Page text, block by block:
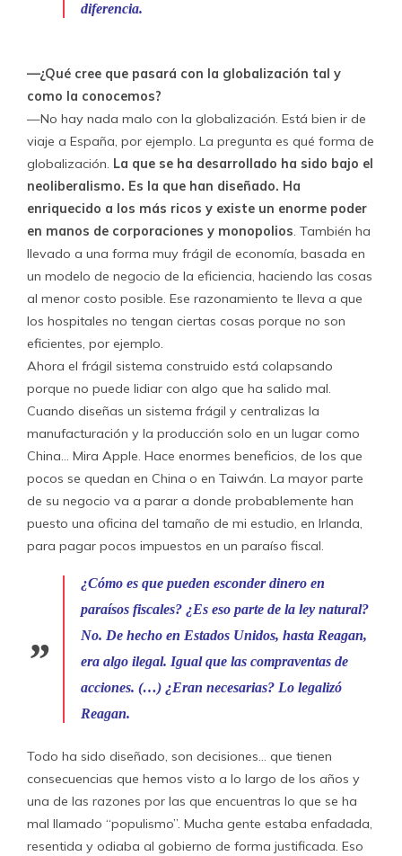
diferencia.
—¿Qué cree que pasará con la globalización tal y
como la conocemos?
—No hay nada malo con la globalización. Está bien ir de
viaje a España, por ejemplo. La pregunta es qué forma de
globalización. La que se ha desarrollado ha sido bajo el
neoliberalismo. Es la que han diseñado. Ha
enriquecido a los más ricos y existe un enorme poder
en manos de corporaciones y monopolios. También ha
llevado a una forma muy frágil de economía, basada en
un modelo de negocio de la eficiencia, haciendo las cosas
al menor costo posible. Ese razonamiento te lleva a que
los hospitales no tengan ciertas cosas porque no son
eficientes, por ejemplo.
Ahora el frágil sistema construido está colapsando
porque no puede lidiar con algo que ha salido mal.
Cuando diseñas un sistema frágil y centralizas la
manufacturación y la producción solo en un lugar como
China… Mira Apple. Hace enormes beneficios, de los que
pocos se quedan en China o en Taiwán. La mayor parte
de su negocio va a parar a donde probablemente han
puesto una oficina del tamaño de mi estudio, en Irlanda,
para pagar pocos impuestos en un paraíso fiscal.
¿Cómo es que pueden esconder dinero en
paraísos fiscales? ¿Es eso parte de la ley natural?
No. De hecho en Estados Unidos, hasta Reagan,
era algo ilegal. Igual que las compraventas de
acciones. (…) ¿Eran necesarias? Lo legalizó
Reagan.
Todo ha sido diseñado, son decisiones… que tienen
consecuencias que hemos visto a lo largo de los años y
una de las razones por las que encuentras lo que se ha
mal llamado “populismo”. Mucha gente estaba enfadada,
resentida y odiaba al gobierno de forma justificada. Eso